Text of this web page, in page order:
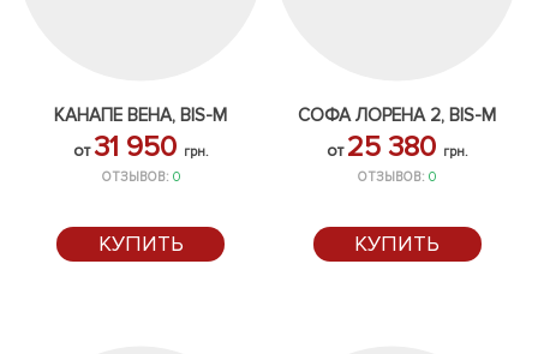
КАНАПЕ ВЕНА, BIS-M
от31 950 грн.
ОТЗЫВОВ: 0
КУПИТЬ
СОФА ЛОРЕНА 2, BIS-M
от 25 380 грн.
ОТЗЫВОВ:0
КУПИТЬ